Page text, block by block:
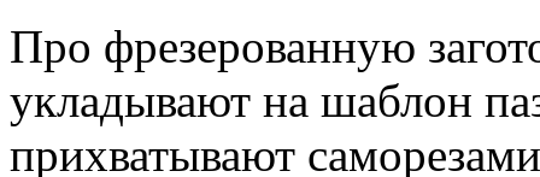
Про фрезерованную
укладывают на шаблон
прихватывают